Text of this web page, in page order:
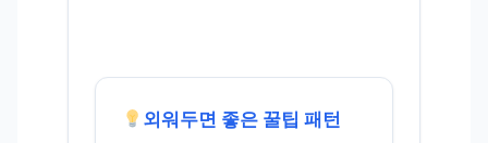
외워두면 좋은 꿀팁 패턴